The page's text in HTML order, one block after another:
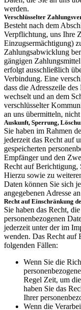
werden.
Verschlüsselter
Besteht nach dem
Verpflichtung, uns Ihre
Einzugsermächtigung)
Zahlungsabwicklung
gängigen
erfolgt ausschließlich
Verbindung. Eine
dass die Adresszeile
wechselt und an dem
verschlüsselter
an uns übermitteln,
Auskunft, Sperrung,
Sie haben im Rahmen
jederzeit das Recht auf
gespeicherten
Empfänger und den
Recht auf Berichtigung,
Hierzu sowie zu
Daten können Sie sich
angegebenen Adresse
Recht auf Einschränkung
Sie haben das Recht,
personenbezogenen
jederzeit unter der im
wenden. Das Recht auf
folgenden Fällen:
Wenn Sie die
Regel Zeit, um
haben Sie das
Ihrer
Wenn die